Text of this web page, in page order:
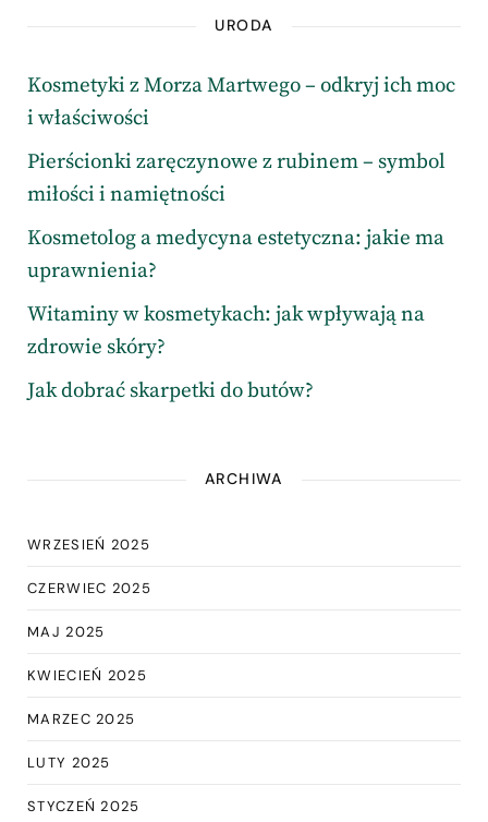
URODA
Kosmetyki z Morza Martwego – odkryj ich moc
i właściwości
Pierścionki zaręczynowe z rubinem – symbol
miłości i namiętności
Kosmetolog a medycyna estetyczna: jakie ma
uprawnienia?
Witaminy w kosmetykach: jak wpływają na
zdrowie skóry?
Jak dobrać skarpetki do butów?
ARCHIWA
WRZESIEŃ 2025
CZERWIEC 2025
MAJ 2025
KWIECIEŃ 2025
MARZEC 2025
LUTY 2025
STYCZEŃ 2025